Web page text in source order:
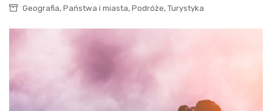
Geografia, Państwa i miasta, Podróże, Turystyka